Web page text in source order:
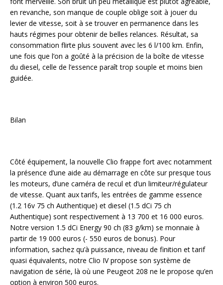
en revanche, son manque de couple oblige soit à jouer du
levier de vitesse, soit à se trouver en permanence dans les
hauts régimes pour obtenir de belles relances. Résultat, sa
consommation flirte plus souvent avec les 6 l/100 km. Enfin,
une fois que l’on a goûté à la précision de la boîte de vitesse
du diesel, celle de l’essence paraît trop souple et moins bien
guidée.
Bilan
Côté équipement, la nouvelle Clio frappe fort avec notamment
la présence d’une aide au démarrage en côte sur presque tous
les moteurs, d’une caméra de recul et d’un limiteur/régulateur
de vitesse. Quant aux tarifs, les entrées de gamme essence
(1.2 16v 75 ch Authentique) et diesel (1.5 dCi 75 ch
Authentique) sont respectivement à 13 700 et 16 000 euros.
Notre version 1.5 dCi Energy 90 ch (83 g/km) se monnaie à
partir de 19 000 euros (- 550 euros de bonus). Pour
information, sachez qu’à puissance, niveau de finition et tarif
quasi équivalents, notre Clio IV propose son système de
navigation de série, là où une Peugeot 208 ne le propose qu’en
option à environ 500 euros.